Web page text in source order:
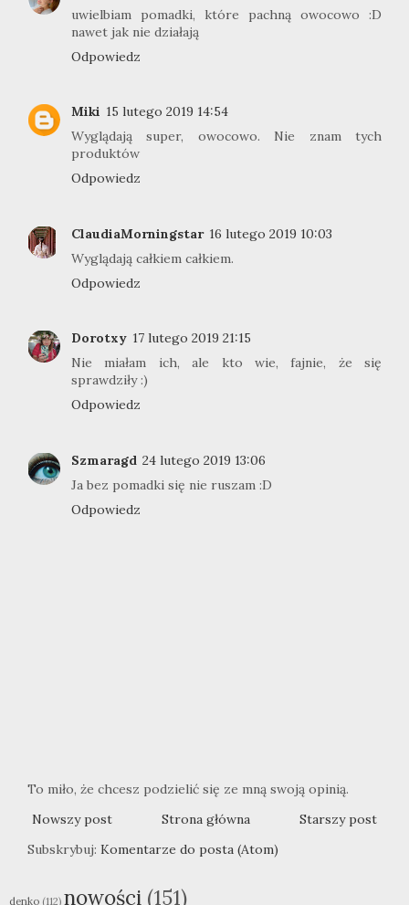
uwielbiam pomadki, które pachną owocowo :D
nawet jak nie działają
Odpowiedz
Miki 15 lutego 2019 14:54
Wyglądają super, owocowo. Nie znam tych
produktów
Odpowiedz
ClaudiaMorningstar 16 lutego 2019 10:03
Wyglądają całkiem całkiem.
Odpowiedz
Dorotxy 17 lutego 2019 21:15
Nie miałam ich, ale kto wie, fajnie, że się
sprawdziły :)
Odpowiedz
Szmaragd 24 lutego 2019 13:06
Ja bez pomadki się nie ruszam :D
Odpowiedz
To miło, że chcesz podzielić się ze mną swoją opinią.
Nowszy post
Starszy post
Strona główna
Subskrybuj: Komentarze do posta (Atom)
denko (112) nowości (151)